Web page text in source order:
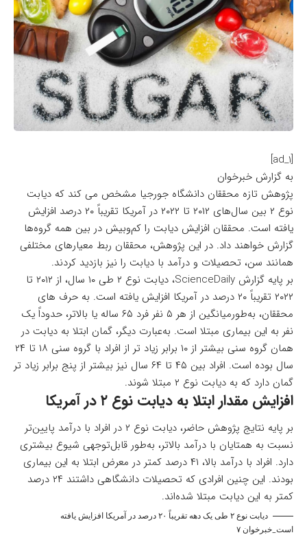
[ad_1]
به گزارش خبرخوان
پژوهش تازه محققان دانشگاه جورجیا مشخص می کند که دیابت
نوع ۲ بین سال‌های ۲۰۱۲ تا ۲۰۲۲ در آمریکا تقریباً ۲۰ درصد افزایش
یافته است. محققان افزایش دیابت را کم‌وبیش در بین همه گروه‌ها
گزارش خواهند داد. در این پژوهش، محققان ربط معیارهای مختلفی
همانند سن، تحصیلات و درآمد با دیابت را نیز بازدید کردند.
بر پایه گزارش ScienceDaily
، دیابت نوع ۲ طی ۱۰ سال، از ۲۰۱۲ تا
۲۰۲۲ تقریباً ۲۰ درصد در آمریکا افزایش یافته است. به حرف های
محققان، به‌طورمیانگین از هر ۵ نفر فرد ۶۵ ساله یا بالاتر، حدوداً یک
نفر به این بیماری مبتلا است. به‌عبارت دیگر، گمان ابتلا به دیابت در
همان گروه سنی بیشتر از ۱۰ برابر زیاد تر از افراد با گروه سنی ۱۸ تا ۲۴
سال بوده است. افراد بین ۴۵ تا ۶۴ سال نیز بیشتر از پنج برابر زیاد تر
گمان دارد که به دیابت نوع ۲ مبتلا شوند.
افزایش مقدار ابتلا به دیابت نوع ۲ در آمریکا
بر پایه نتایج پژوهش حاضر، دیابت نوع ۲ در افراد با درآمد پایین‌تر
نسبت به همتایان با درآمد بالاتر، به‌طور قابل‌توجهی شیوع بیشتری
دارد. افراد با درآمد بالا، ۴۱ درصد کمتر در معرض ابتلا به این بیماری
بودند. این چنین افرادی که تحصیلات دانشگاهی داشتند ۲۴ درصد
کمتر به این دیابت مبتلا شده‌اند.
دیابت نوع ۲ طی یک دهه تقریباً ۲۰ درصد در آمریکا افزایش یافته
است_خبرخوان ۷